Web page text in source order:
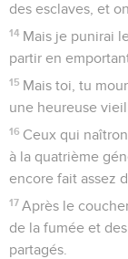
des esclaves, et
14 Mais je punirai
partir en
15 Mais toi, tu
une heureuse
16 Ceux qui
à la quatrième
encore fait assez
17 Après le
de la fumée et
partagés.